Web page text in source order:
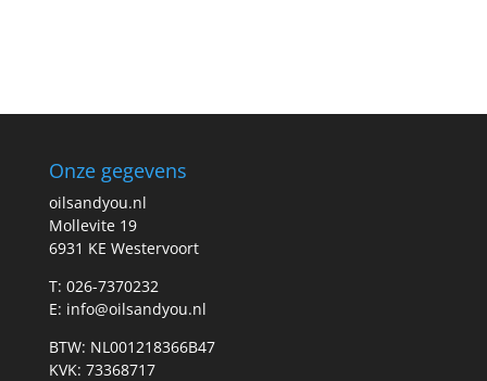
Onze gegevens
oilsandyou.nl
Mollevite 19
6931 KE Westervoort
T: 026-7370232
E: info@oilsandyou.nl
BTW: NL001218366B47
KVK: 73368717